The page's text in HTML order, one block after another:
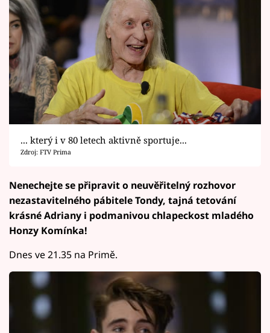
... který i v 80 letech aktivně sportuje...
Zdroj: FTV Prima
Nenechejte se připravit o neuvěřitelný rozhovor
nezastavitelného pábitele Tondy, tajná tetování
krásné Adriany i podmanivou chlapeckost mladého
Honzy Komínka!
Dnes ve 21.35 na Primě.